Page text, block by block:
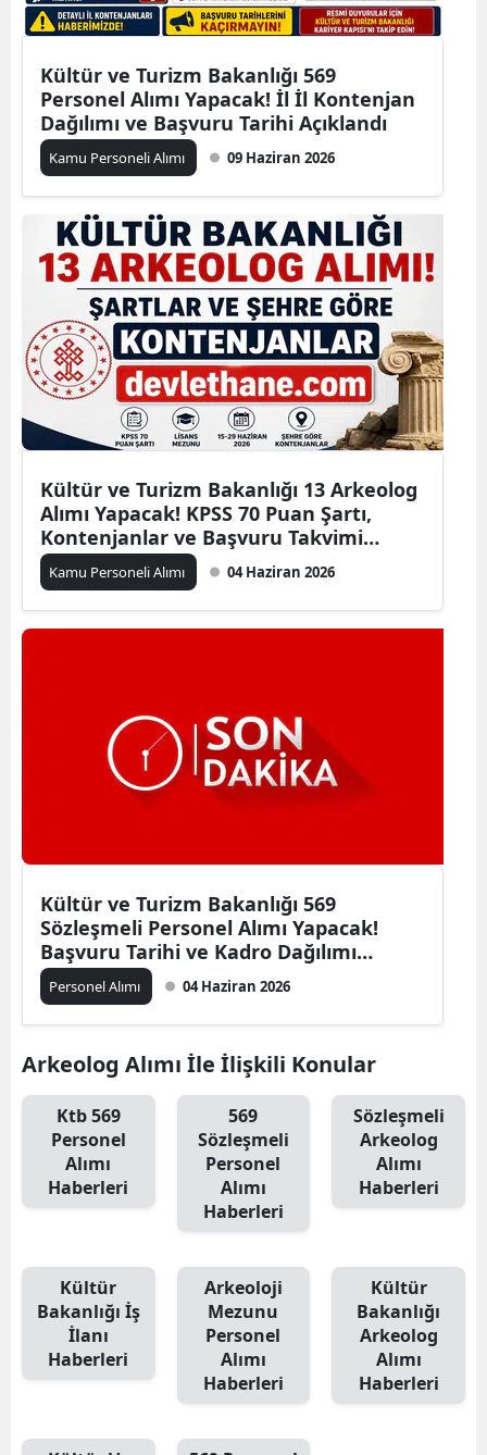
Kültür ve Turizm Bakanlığı 569
Personel Alımı Yapacak! İl İl Kontenjan
Dağılımı ve Başvuru Tarihi Açıklandı
Kamu Personeli Alımı 09 Haziran 2026
Kültür ve Turizm Bakanlığı 13 Arkeolog
Alımı Yapacak! KPSS 70 Puan Şartı,
Kontenjanlar ve Başvuru Takvimi
Açıklandı
Kamu Personeli Alımı 04 Haziran 2026
Kültür ve Turizm Bakanlığı 569
Sözleşmeli Personel Alımı Yapacak!
Başvuru Tarihi ve Kadro Dağılımı
Açıklandı
Personel Alımı 04 Haziran 2026
Arkeolog Alımı İle İlişkili Konular
Ktb 569
Personel
Alımı
Haberleri
569
Sözleşmeli
Personel
Alımı
Haberleri
Sözleşmeli
Arkeolog
Alımı
Haberleri
Kültür
Bakanlığı İş
İlanı
Haberleri
Arkeoloji
Mezunu
Personel
Alımı
Haberleri
Kültür
Bakanlığı
Arkeolog
Alımı
Haberleri